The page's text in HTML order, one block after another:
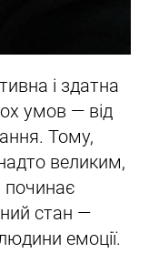
і здатна
умов — від
Тому,
великим,
починає
стан —
емоції.